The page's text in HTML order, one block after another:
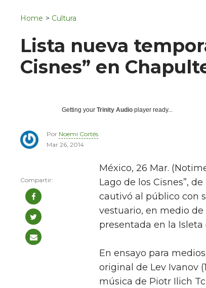
Home > Cultura
Lista nueva
Cisnes” en
Getting your Trinity Audio player ready...
Por Noemi Cortés
Mar 26, 2014
México, 26 Mar.
Lago de los Cisnes”,
cautivó al público con
vestuario, en medio
presentada en la
En ensayo para
original de Lev Ivanov
música de Piotr Ilich